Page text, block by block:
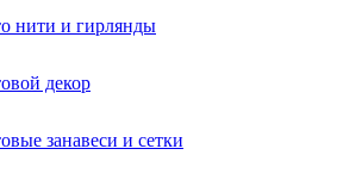
нити и гирлянды
декор
занавеси и сетки